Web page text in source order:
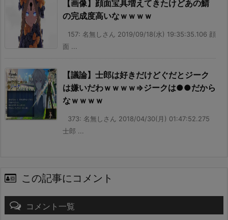
【画像】顔面宝具増えてきたけどあの鯖
の完成度高いなｗｗｗｗ
157: 名無しさん 2019/09/18(水) 19:35:35.106 顔
面 ...
【議論】士郎は好きだけどぐだとジーク
は嫌いだわｗｗｗｗ⇒ジークは●●だから
なｗｗｗｗ
373: 名無しさん 2018/04/30(月) 01:47:52.275
士郎 ...
この記事にコメント
コメント一覧